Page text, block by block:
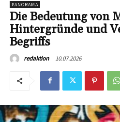
PANORAMA
Die Bedeutung von
Hintergründe und
Begriffs
redaktion 10.07.2026